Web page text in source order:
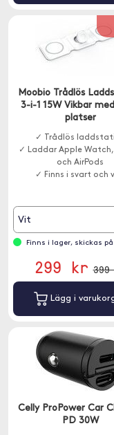
Moobio Trådlös
3-i-1 15W Vikbar
platser
✓ Trådlös
✓ Laddar Apple Watch,
och AirPods
✓ Finns i svart och
Vit
Finns i lager, skickas
299 kr
Lägg i
Celly ProPower Car
PD 30W